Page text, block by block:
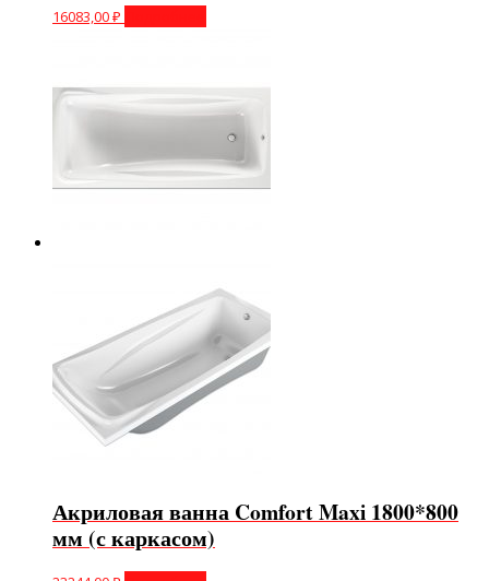
16083,00₽
Акриловая ванна Comfort Maxi 1800*800
мм (с каркасом)